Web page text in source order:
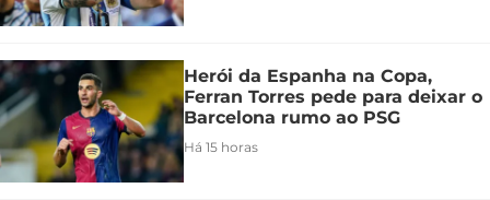
Herói da Espanha na Copa,
Ferran Torres pede para deixar o
Barcelona rumo ao PSG
Há 15 horas